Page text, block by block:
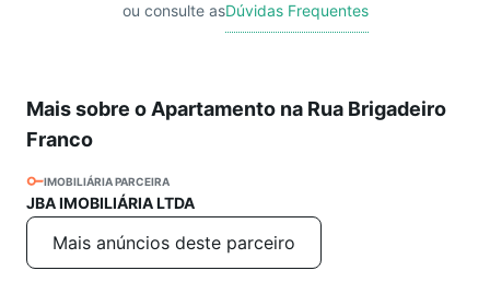
ou consulte asDúvidas Frequentes
Mais sobre o Apartamento na Rua Brigadeiro
Franco
IMOBILIÁRIA PARCEIRA
JBA IMOBILIÁRIA LTDA
Mais anúncios deste parceiro